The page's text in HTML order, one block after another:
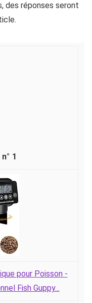
des réponses seront
1
pour Poisson -
Fish Guppy...